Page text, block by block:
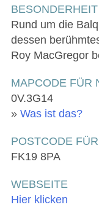
BESONDERHEIT
Rund um die
dessen
Roy MacGregor
MAPCODE FÜR
0V.3G14
» Was ist das?
POSTCODE
FK19 8PA
WEBSEITE
Hier klicken